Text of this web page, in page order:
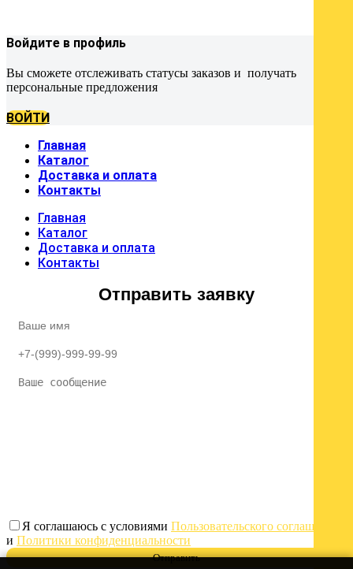
Войдите в профиль
Вы сможете отслеживать статусы заказов и получать
персональные предложения
ВОЙТИ
Главная
Каталог
Доставка и оплата
Контакты
Главная
Каталог
Доставка и оплата
Контакты
Отправить заявку
Я соглашаюсь с условиями Пользовательского соглашения
и Политики конфиденциальности